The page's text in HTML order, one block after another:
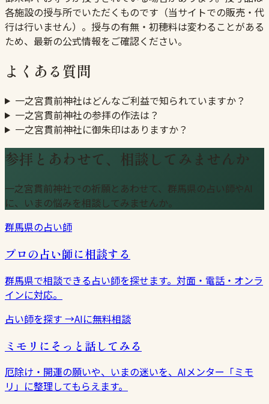
各施設の授与所でいただくものです（当サイトでの販売・代
行は行いません）。授与の有無・初穂料は変わることがある
ため、最新の公式情報をご確認ください。
よくある質問
一之宮貫前神社はどんなご利益で知られていますか？
一之宮貫前神社の参拝の作法は？
一之宮貫前神社に御朱印はありますか？
参拝とあわせて、相談してみませんか
一之宮貫前神社での祈願とあわせて、群馬県の占い師やAI
に、いまの悩みを相談してみませんか。
群馬県の占い師
プロの占い師に相談する
群馬県で相談できる占い師を探せます。対面・電話・オンラ
インに対応。
占い師を探す →AIに無料相談
ミモリにそっと話してみる
厄除け・開運の願いや、いまの迷いを、AIメンター「ミモ
リ」に整理してもらえます。